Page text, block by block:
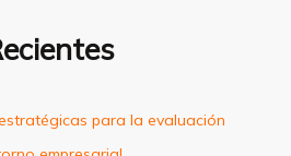
para la evaluación